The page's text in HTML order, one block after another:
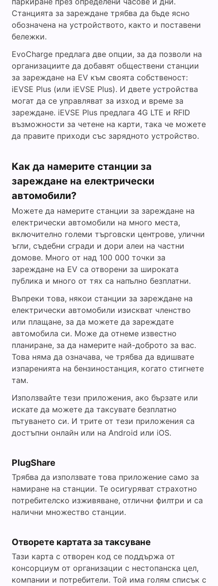
Станцията за зареждане трябва да бъде ясно
обозначена на устройството, както и поставени
бележки.
EvoCharge предлага две опции, за да позволи на
организациите да добавят обществени станции
за зареждане на EV към своята собственост:
iEVSE Plus (или iEVSE Plus). И двете устройства
могат да се управляват за изход и време за
зареждане. iEVSE Plus предлага 4G LTE и RFID
възможности за четене на карти, така че можете
да правите приходи със зарядното устройство.
Как да намерите станции за
зареждане на електрически
автомобили?
Можете да намерите станции за зареждане на
електрически автомобили на много места,
включително големи търговски центрове, улични
ъгли, съдебни сгради и дори алеи на частни
домове. Много от над 100 000 точки за
зареждане на EV са отворени за широката
публика и много от тях са напълно безплатни.
Въпреки това, някои станции за зареждане на
електрически автомобили изискват членство
или плащане, за да можете да зареждате
автомобила си. Може да отнеме известно
планиране, за да намерите най-доброто за вас.
Това няма да означава, че трябва да вдишвате
изпаренията на бензиностанция, когато стигнете
там.
Използвайте тези приложения, ако бързате или
искате да можете да таксувате безплатно
пътуването си. И трите от тези приложения са
достъпни онлайн или на Android или iOS.
PlugShare
Трябва да използвате това приложение само за
намиране на станции. Те осигуряват страхотно
потребителско изживяване, отлични филтри и са
налични множество станции.
Отворете картата за таксуване
Тази карта с отворен код се поддържа от
консорциум от организации с нестопанска цел,
компании и потребители. Той има голям списък с